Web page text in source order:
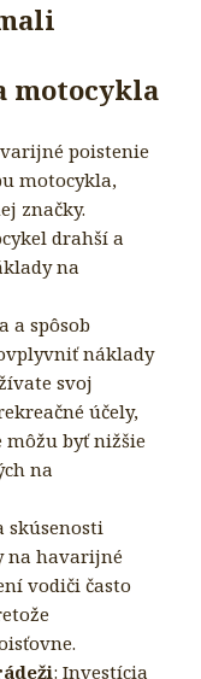
motocykla
poistenie
motocykla,
značky.
drahší a
na
a spôsob
náklady
svoj
účely,
byť nižšie
na
skúsenosti
na havarijné
vodiči často
: Investícia